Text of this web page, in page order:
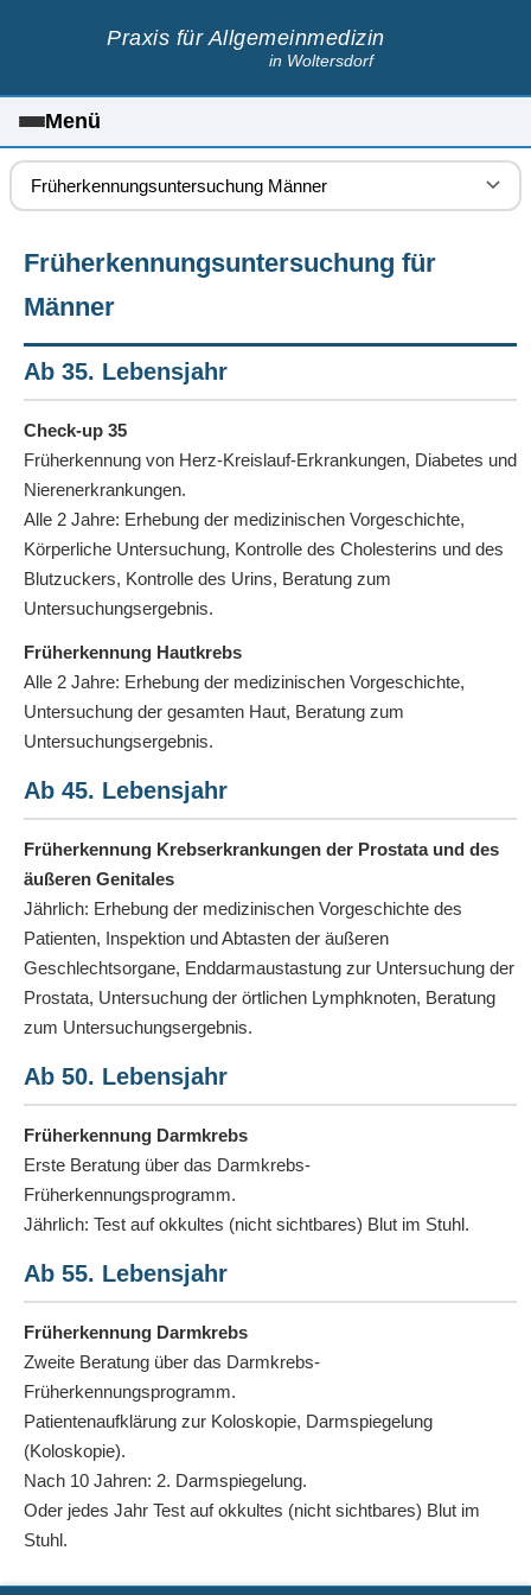
Praxis für Allgemeinmedizin
in Woltersdorf
Menü
Früherkennungsuntersuchung für
Männer
Ab 35. Lebensjahr
Check-up 35
Früherkennung von Herz-Kreislauf-Erkrankungen, Diabetes und
Nierenerkrankungen.
Alle 2 Jahre: Erhebung der medizinischen Vorgeschichte,
Körperliche Untersuchung, Kontrolle des Cholesterins und des
Blutzuckers, Kontrolle des Urins, Beratung zum
Untersuchungsergebnis.
Früherkennung Hautkrebs
Alle 2 Jahre: Erhebung der medizinischen Vorgeschichte,
Untersuchung der gesamten Haut, Beratung zum
Untersuchungsergebnis.
Ab 45. Lebensjahr
Früherkennung Krebserkrankungen der Prostata und des
äußeren Genitales
Jährlich: Erhebung der medizinischen Vorgeschichte des
Patienten, Inspektion und Abtasten der äußeren
Geschlechtsorgane, Enddarmaustastung zur Untersuchung der
Prostata, Untersuchung der örtlichen Lymphknoten, Beratung
zum Untersuchungsergebnis.
Ab 50. Lebensjahr
Früherkennung Darmkrebs
Erste Beratung über das Darmkrebs-
Früherkennungsprogramm.
Jährlich: Test auf okkultes (nicht sichtbares) Blut im Stuhl.
Ab 55. Lebensjahr
Früherkennung Darmkrebs
Zweite Beratung über das Darmkrebs-
Früherkennungsprogramm.
Patientenaufklärung zur Koloskopie, Darmspiegelung
(Koloskopie).
Nach 10 Jahren: 2. Darmspiegelung.
Oder jedes Jahr Test auf okkultes (nicht sichtbares) Blut im
Stuhl.